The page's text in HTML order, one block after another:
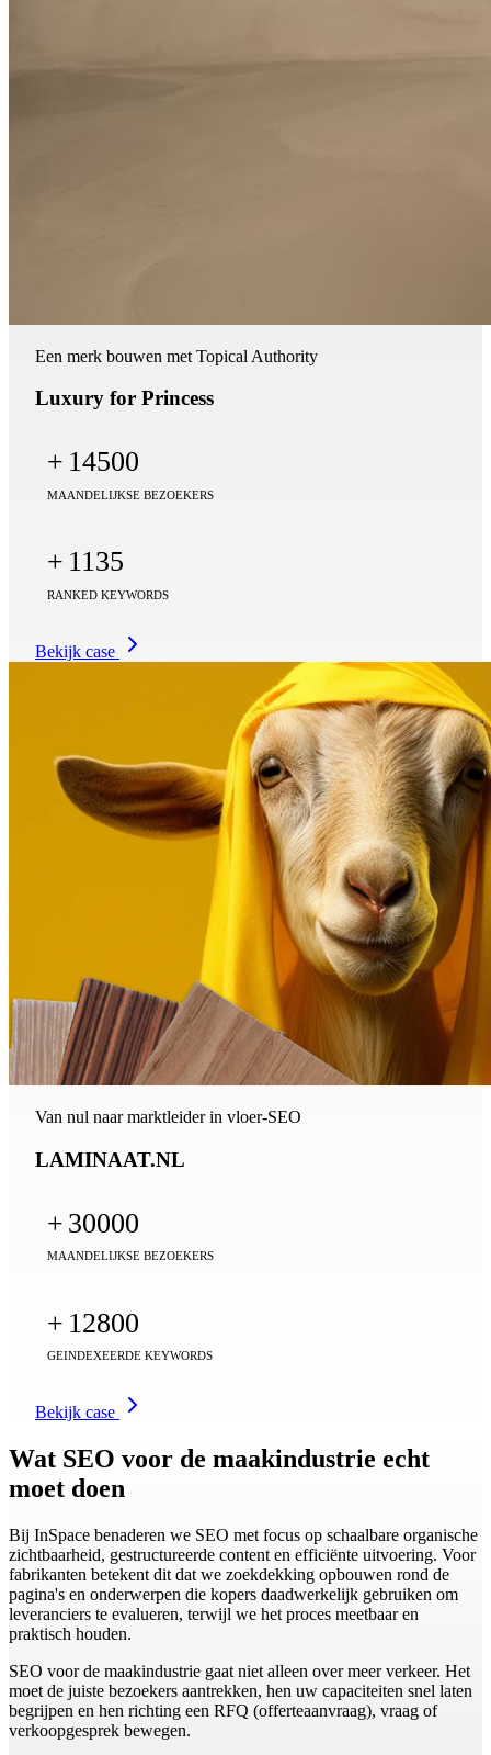
Een merk bouwen met Topical Authority
Luxury for Princess
+ 14500
MAANDELIJKSE BEZOEKERS
+ 1135
RANKED KEYWORDS
Bekijk case
Van nul naar marktleider in vloer-SEO
LAMINAAT.NL
+ 30000
MAANDELIJKSE BEZOEKERS
+ 12800
GEINDEXEERDE KEYWORDS
Bekijk case
Wat SEO voor de maakindustrie echt
moet doen
Bij InSpace benaderen we SEO met focus op schaalbare organische
zichtbaarheid, gestructureerde content en efficiënte uitvoering. Voor
fabrikanten betekent dit dat we zoekdekking opbouwen rond de
pagina's en onderwerpen die kopers daadwerkelijk gebruiken om
leveranciers te evalueren, terwijl we het proces meetbaar en
praktisch houden.
SEO voor de maakindustrie gaat niet alleen over meer verkeer. Het
moet de juiste bezoekers aantrekken, hen uw capaciteiten snel laten
begrijpen en hen richting een RFQ (offerteaanvraag), vraag of
verkoopgesprek bewegen.